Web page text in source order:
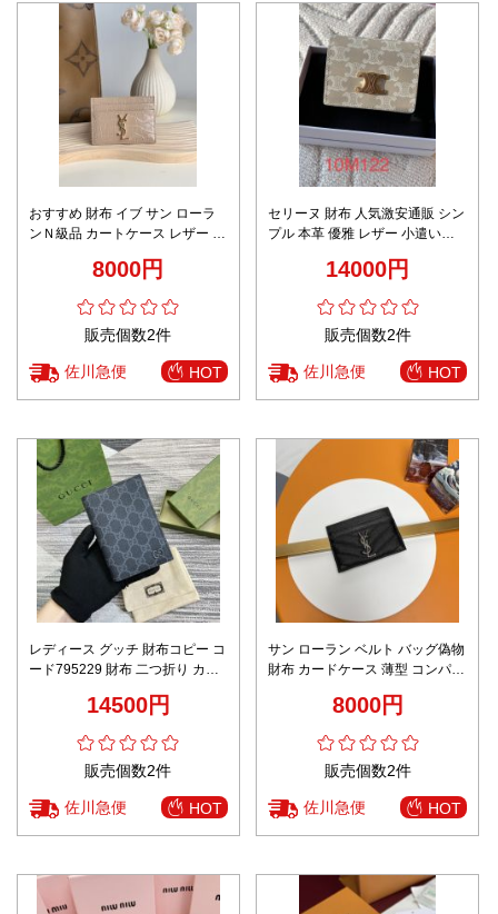
おすすめ 財布 イブ サン ローラ
ンＮ級品 カートケース レザー 鰐
8000円
販売個数2件
佐川急便 HOT
セリーヌ 財布 人気激安通販 シン
プル 本革 優雅 レザー 小遣い
14000円
販売個数2件
佐川急便 HOT
レディース グッチ 財布コピー コ
ード795229 財布 二つ折り カー
花柄 ブルー14500円
販売個数2件
佐川急便 HOT
サン ローラン ベルト バッグ偽物
財布 カードケース 薄型 コンパク
8000円
販売個数2件
佐川急便 HOT